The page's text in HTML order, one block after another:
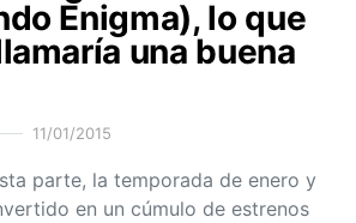
Enigma), lo que
una buena
11/01/2015
parte, la temporada de enero y
en un cúmulo de estrenos